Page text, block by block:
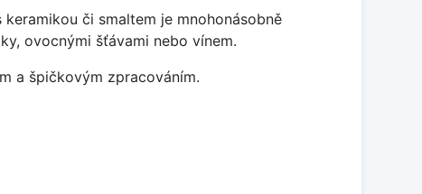
či smaltem je mnohonásobně
ovocnými šťávami nebo vínem.
a špičkovým zpracováním.